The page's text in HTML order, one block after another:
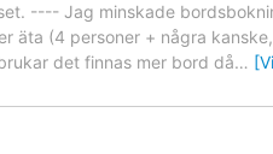
---- Jag minskade
äta (4 personer + några
det finnas mer bord då…